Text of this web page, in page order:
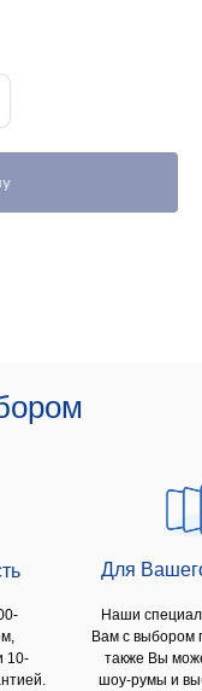
Для
Наши
Вам с выбором
также Вы
шоу-румы и
10-